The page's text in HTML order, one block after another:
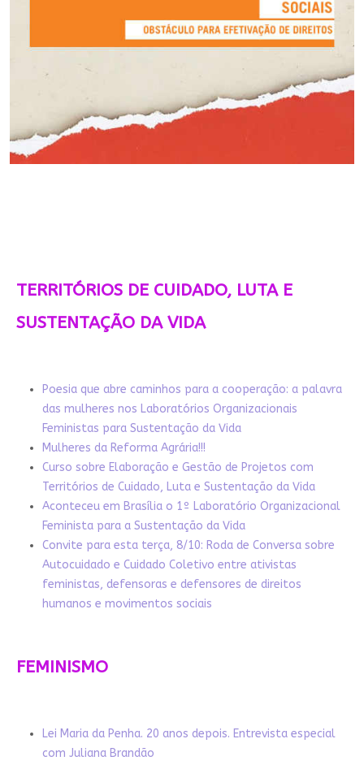
TERRITÓRIOS DE CUIDADO, LUTA E
SUSTENTAÇÃO DA VIDA
Poesia que abre caminhos para a cooperação: a palavra
das mulheres nos Laboratórios Organizacionais
Feministas para Sustentação da Vida
Mulheres da Reforma Agrária!!!
Curso sobre Elaboração e Gestão de Projetos com
Territórios de Cuidado, Luta e Sustentação da Vida
Aconteceu em Brasília o 1º Laboratório Organizacional
Feminista para a Sustentação da Vida
Convite para esta terça, 8/10: Roda de Conversa sobre
Autocuidado e Cuidado Coletivo entre ativistas
feministas, defensoras e defensores de direitos
humanos e movimentos sociais
FEMINISMO
Lei Maria da Penha. 20 anos depois. Entrevista especial
com Juliana Brandão